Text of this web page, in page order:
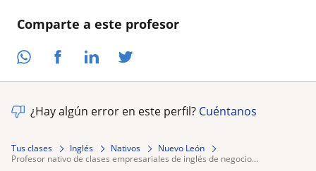
Comparte a este profesor
¿Hay algún error en este perfil? Cuéntanos
Tus clases Inglés Nativos
Nuevo León
profesor nativo de clases empresariales de inglés de negocio...